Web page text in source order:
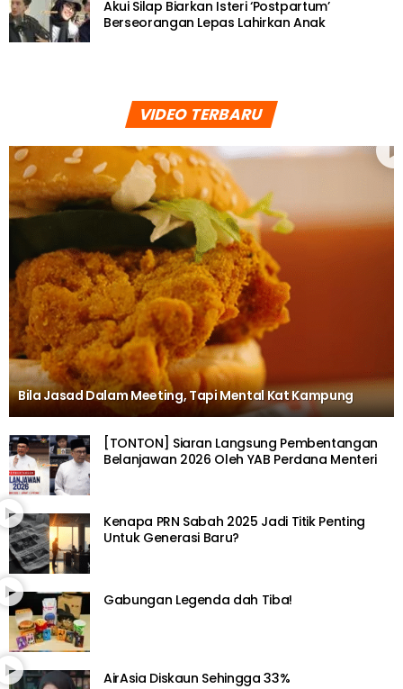
Akui Silap Biarkan Isteri ‘Postpartum’
Berseorangan Lepas Lahirkan Anak
VIDEO TERBARU
Bila Jasad Dalam Meeting, Tapi Mental Kat Kampung
[TONTON] Siaran Langsung Pembentangan
Belanjawan 2026 Oleh YAB Perdana Menteri
Kenapa PRN Sabah 2025 Jadi Titik Penting
Untuk Generasi Baru?
Gabungan Legenda dah Tiba!
AirAsia Diskaun Sehingga 33%